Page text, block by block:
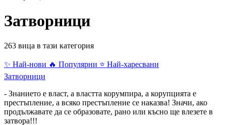
Затворници
263 вица в тази категория
✨ Най-нови 🔥 Популярни ⭐ Най-харесвани
Затворници
- Знанието е власт, а властта корумпира, а корупцията е
престъпление, а всяко престъпление се наказва! Значи, ако
продължавате да се образовате, рано или късно ще влезете в
затвора!!!